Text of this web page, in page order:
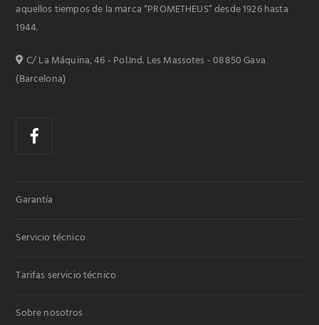
aquellos tiempos de la marca “PROMETHEUS” desde 1926 hasta
1944.
C/ La Máquina, 46 - Pol.Ind. Les Massotes - 08850 Gava
(Barcelona)
Garantía
Servicio técnico
Tarifas servicio técnico
Sobre nosotros